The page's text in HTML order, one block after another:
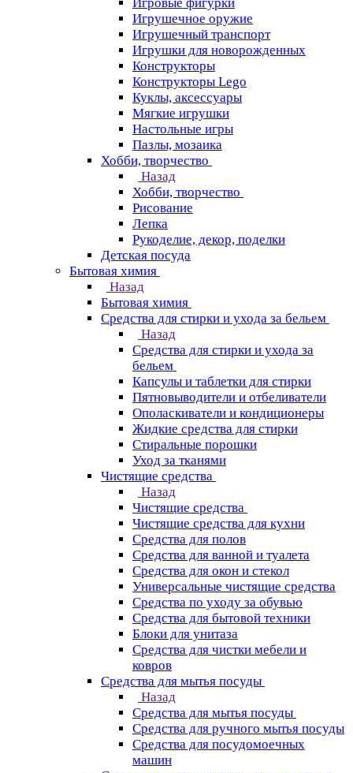
Игрушечное оружие
Игрушечный транспорт
Игрушки для новорожденных
Конструкторы
Конструкторы Lego
Куклы, аксессуары
Мягкие игрушки
Настольные игры
Пазлы, мозаика
Хобби, творчество
Назад
Хобби, творчество
Рисование
Лепка
Рукоделие, декор, поделки
Детская посуда
Бытовая химия
Назад
Бытовая химия
Средства для стирки и ухода за бельем
Назад
Средства для стирки и ухода за
бельем
Капсулы и таблетки для стирки
Пятновыводители и отбеливатели
Ополаскиватели и кондиционеры
Жидкие средства для стирки
Стиральные порошки
Уход за тканями
Чистящие средства
Назад
Чистящие средства
Чистящие средства для кухни
Средства для полов
Средства для ванной и туалета
Средства для окон и стекол
Универсальные чистящие средства
Средства по уходу за обувью
Средства для бытовой техники
Блоки для унитаза
Средства для чистки мебели и
ковров
Средства для мытья посуды
Назад
Средства для мытья посуды
Средства для ручного мытья посуды
Средства для посудомоечных
машин